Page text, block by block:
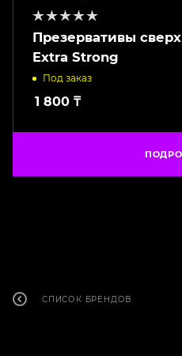
Презервативы
Extra Strong
Под заказ
1 800 ₸
СПИСОК БРЕНДОВ